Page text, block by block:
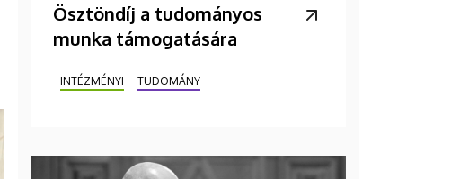
Ösztöndíj a tudományos
munka támogatására
INTÉZMÉNYI TUDOMÁNY